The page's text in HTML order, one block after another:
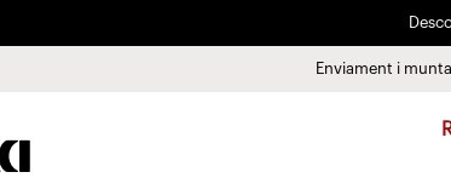
Paga
Enviament i